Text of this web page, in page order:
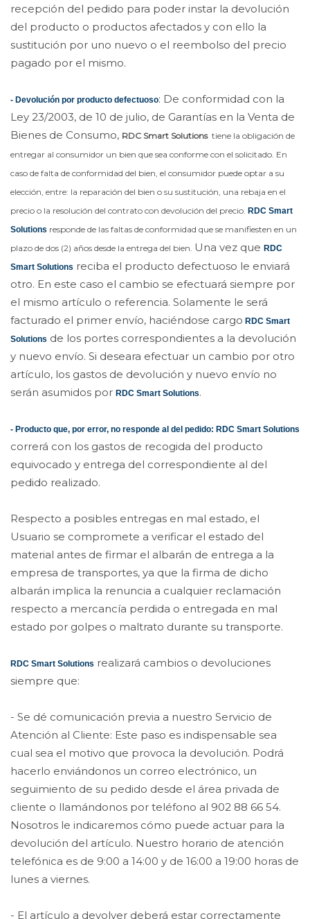
recepción del pedido para poder instar la devolución
del producto o productos afectados y con ello la
sustitución por uno nuevo o el reembolso del precio
pagado por el mismo.
- Devolución por producto defectuoso: De conformidad con la
Ley 23/2003, de 10 de julio, de Garantías en la Venta de
Bienes de Consumo, RDC Smart Solutionstiene la obligación de
entregar al consumidor un bien que sea conforme con el solicitado. En
caso de falta de conformidad del bien, el consumidor puede optar a su
elección, entre: la reparación del bien o su sustitución, una rebaja en el
precio o la resolución del contrato con devolución del precio. RDC Smart
Solutions responde de las faltas de conformidad que se manifiesten en un
plazo de dos (2) años desde la entrega del bien. Una vez que RDC
Smart Solutions reciba el producto defectuoso le enviará
otro. En este caso el cambio se efectuará siempre por
el mismo artículo o referencia. Solamente le será
facturado el primer envío, haciéndose cargo RDC Smart
Solutions de los portes correspondientes a la devolución
y nuevo envío. Si deseara efectuar un cambio por otro
artículo, los gastos de devolución y nuevo envío no
serán asumidos por RDC Smart Solutions.
- Producto que, por error, no responde al del pedido: RDC Smart Solutions
correrá con los gastos de recogida del producto
equivocado y entrega del correspondiente al del
pedido realizado.
Respecto a posibles entregas en mal estado, el
Usuario se compromete a verificar el estado del
material antes de firmar el albarán de entrega a la
empresa de transportes, ya que la firma de dicho
albarán implica la renuncia a cualquier reclamación
respecto a mercancía perdida o entregada en mal
estado por golpes o maltrato durante su transporte.
RDC Smart Solutions realizará cambios o devoluciones
siempre que:
- Se dé comunicación previa a nuestro Servicio de
Atención al Cliente: Este paso es indispensable sea
cual sea el motivo que provoca la devolución. Podrá
hacerlo enviándonos un correo electrónico, un
seguimiento de su pedido desde el área privada de
cliente o llamándonos por teléfono al 902 88 66 54.
Nosotros le indicaremos cómo puede actuar para la
devolución del artículo. Nuestro horario de atención
telefónica es de 9:00 a 14:00 y de 16:00 a 19:00 horas de
lunes a viernes.
- El artículo a devolver deberá estar correctamente